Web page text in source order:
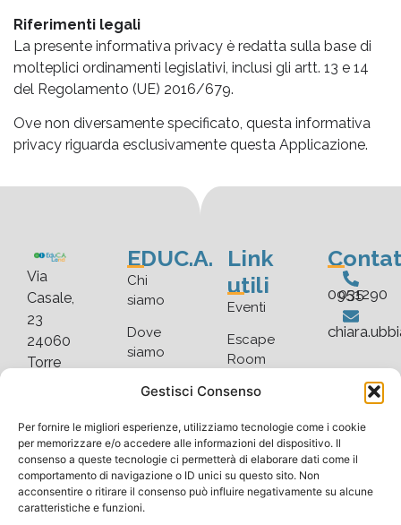
Gestisci Consenso
Per fornire le migliori esperienze, utilizziamo tecnologie come i cookie
per memorizzare e/o accedere alle informazioni del dispositivo. Il
consenso a queste tecnologie ci permetterà di elaborare dati come il
comportamento di navigazione o ID unici su questo sito. Non
acconsentire o ritirare il consenso può influire negativamente su alcune
caratteristiche e funzioni.
Riferimenti legali
La presente informativa privacy è redatta sulla base di
molteplici ordinamenti legislativi, inclusi gli artt. 13 e 14
del Regolamento (UE) 2016/679.
Ove non diversamente specificato, questa informativa
privacy riguarda esclusivamente questa Applicazione.
Via
Casale,
23
24060
Torre
(BG)
EDUC.A.
Chi
siamo
Dove
siamo
Faq
listino
Link
utili
Eventi
Escape
Room
Blog
Gallery
035 0951290